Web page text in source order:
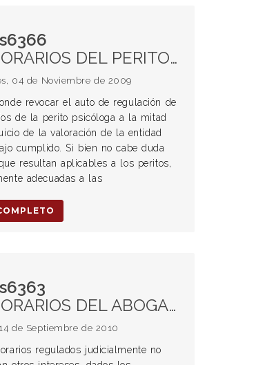
PERITO. DECLARATORIA DE POBREZA. DAÑOS Y PERJUICIOS.
04 de Noviembre de 2009
revocar el auto de regulación de
de la perito psicóloga a la mitad
de la valoración de la entidad
cumplido. Si bien no cabe duda
resultan aplicables a los peritos,
adecuadas a las
ABOGADO. Intereses. Intereses moratorios. Momentos desde que proceden.
de Septiembre de 2010
regulados judicialmente no